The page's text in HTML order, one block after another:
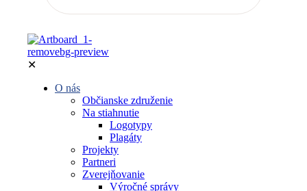
✕
O nás
Občianske združenie
Na stiahnutie
Logotypy
Plagáty
Projekty
Partneri
Zverejňovanie
Výročné správy